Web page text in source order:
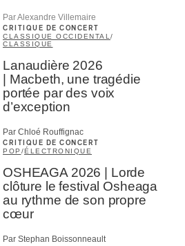
Par Alexandre Villemaire
CRITIQUE DE CONCERT
CLASSIQUE OCCIDENTAL /
CLASSIQUE
Lanaudière 2026
| Macbeth, une tragédie
portée par des voix
d’exception
Par Chloé Rouffignac
CRITIQUE DE CONCERT
POP /ÉLECTRONIQUE
OSHEAGA 2026 | Lorde
clôture le festival Osheaga
au rythme de son propre
cœur
Par Stephan Boissonneault